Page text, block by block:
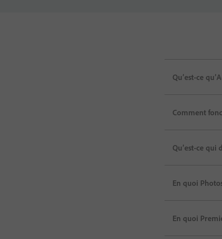
Qu’est-ce
Comment
Qu’est-ce qui
En quoi
En quoi